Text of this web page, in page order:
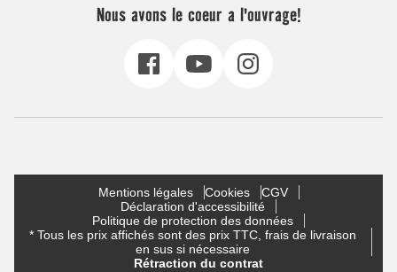
Nous avons le coeur a l'ouvrage!
Mentions légales Cookies
CGV
Déclaration d'accessibilité
Politique de protection des données
* Tous les prix affichés sont des prix TTC, frais de livraison
en sus si nécessaire
Rétraction du contrat